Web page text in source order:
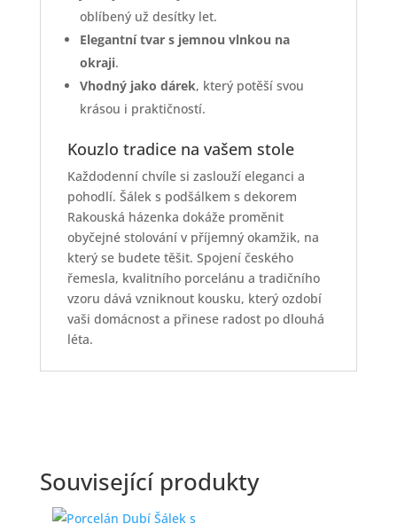
oblíbený už desítky let.
Elegantní tvar s jemnou vlnkou na
okraji.
Vhodný jako dárek, který potěší svou
krásou i praktičností.
Kouzlo tradice na vašem stole
Každodenní chvíle si zaslouží eleganci a
pohodlí. Šálek s podšálkem s dekorem
Rakouská házenka dokáže proměnit
obyčejné stolování v příjemný okamžik, na
který se budete těšit. Spojení českého
řemesla, kvalitního porcelánu a tradičního
vzoru dává vzniknout kousku, který ozdobí
vaši domácnost a přinese radost po dlouhá
léta.
Související produkty